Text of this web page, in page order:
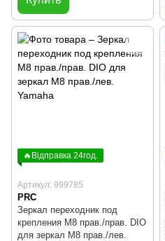
🔥Відправка 24год.
Артикул: 999785
PRC
Зеркал переходник под
крепления М8 прав./прав. DIO
для зеркал М8 прав./лев.